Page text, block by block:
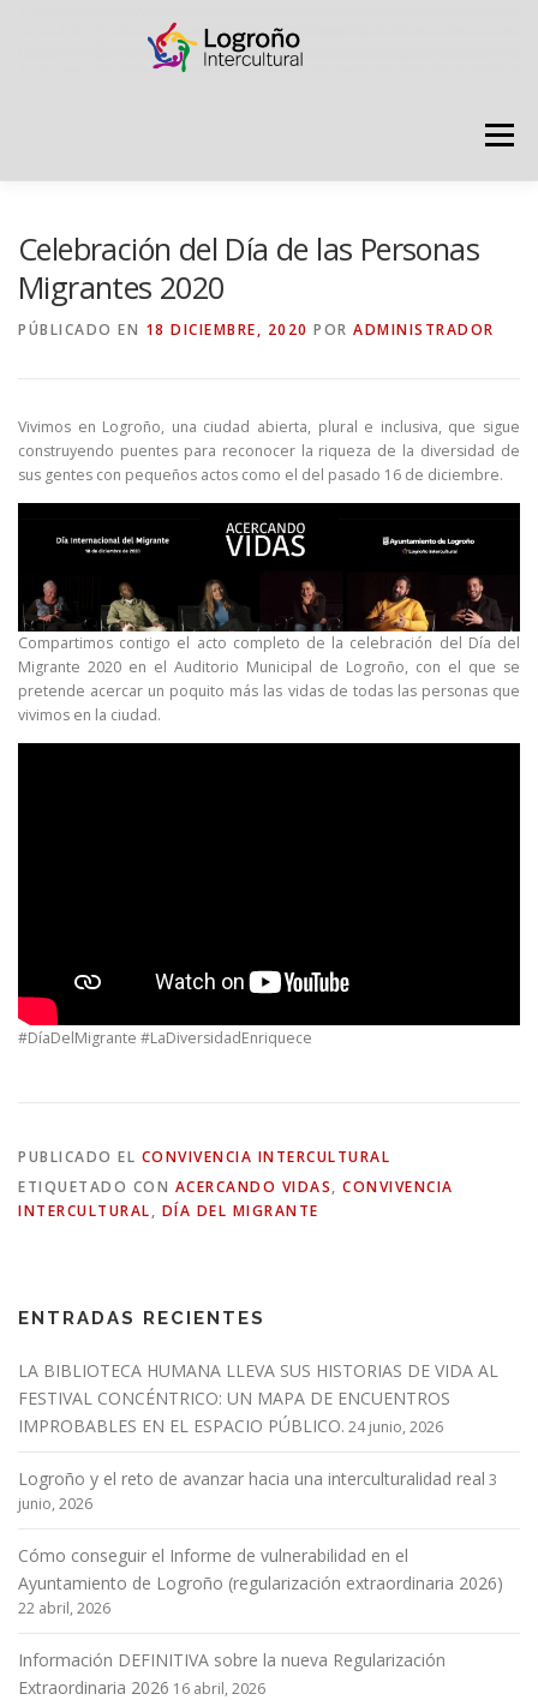
Menú
Celebración del Día de las Personas
Migrantes 2020
PÚBLICADO EN 18 DICIEMBRE, 2020 POR ADMINISTRADOR
Vivimos en Logroño, una ciudad abierta, plural e inclusiva, que sigue
construyendo puentes para reconocer la riqueza de la diversidad de
sus gentes con pequeños actos como el del pasado 16 de diciembre.
Compartimos contigo el acto completo de la celebración del Día del
Migrante 2020 en el Auditorio Municipal de Logroño, con el que se
pretende acercar un poquito más las vidas de todas las personas que
vivimos en la ciudad.
#DíaDelMigrante #LaDiversidadEnriquece
PUBLICADO EL CONVIVENCIA INTERCULTURAL
ETIQUETADO CON ACERCANDO VIDAS, CONVIVENCIA
INTERCULTURAL, DÍA DEL MIGRANTE
ENTRADAS RECIENTES
LA BIBLIOTECA HUMANA LLEVA SUS HISTORIAS DE VIDA AL
FESTIVAL CONCÉNTRICO: UN MAPA DE ENCUENTROS
IMPROBABLES EN EL ESPACIO PÚBLICO. 24 junio, 2026
Logroño y el reto de avanzar hacia una interculturalidad real 3
junio, 2026
Cómo conseguir el Informe de vulnerabilidad en el
Ayuntamiento de Logroño (regularización extraordinaria 2026)
22 abril, 2026
Información DEFINITIVA sobre la nueva Regularización
Extraordinaria 2026 16 abril, 2026